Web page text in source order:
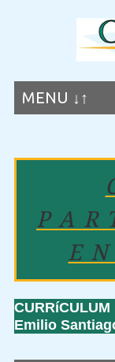
MENU ↓↑
CURRíCULUM
Emilio